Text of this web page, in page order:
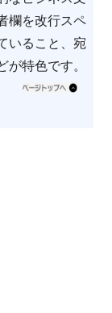
欄を改行スペ
いること、宛
特色です。